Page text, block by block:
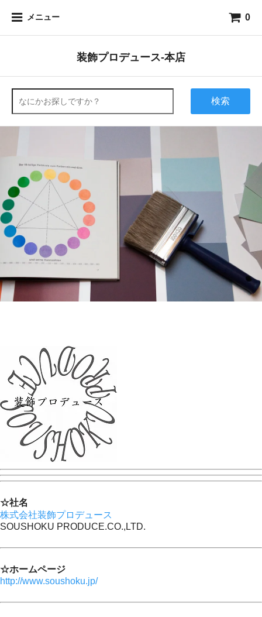
メニュー 0
装飾プロデュース-本店
検索
☆社名
株式会社装飾プロデュース
SOUSHOKU PRODUCE.CO.,LTD.
☆ホームページ
http://www.soushoku.jp/